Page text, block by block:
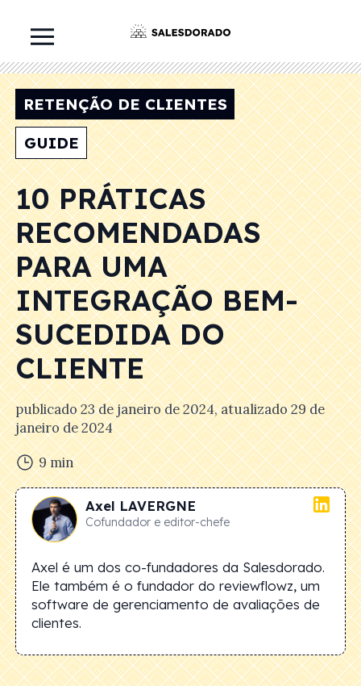
RETENÇÃO DE CLIENTES
GUIDE
10 PRÁTICAS
RECOMENDADAS
PARA UMA
INTEGRAÇÃO BEM-
SUCEDIDA DO
CLIENTE
publicado23 de janeiro de 2024, atualizado29 de
janeiro de 2024
9 min
Axel LAVERGNE
Cofundador e editor-chefe
Axel é um dos co-fundadores da Salesdorado.
Ele também é o fundador do reviewflowz, um
software de gerenciamento de avaliações de
clientes.